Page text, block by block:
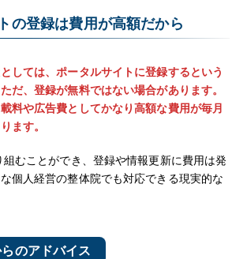
の登録は費用が高額だから
しては、ポータルサイトに登録するという
だ、登録が無料ではない場合があります。
料や広告費としてかなり高額な費用が毎月
ます。
むことができ、登録や情報更新に費用は発
個人経営の整体院でも対応できる現実的な
のアドバイス